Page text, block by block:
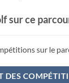
sur ce
sur le
DES